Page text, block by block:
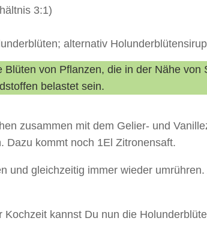
3:1)
alternativ Holunderblütensirup
Blüten von Pflanzen, die in der Nähe
belastet sein.
zusammen mit dem Gelier- und
Dazu kommt noch 1El Zitronensaft.
und gleichzeitig immer wieder
Kochzeit kannst Du nun die